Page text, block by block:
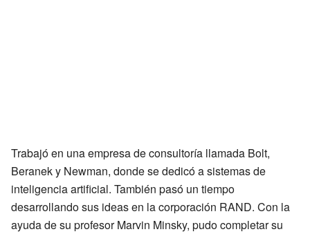
Trabajó en una empresa de consultoría llamada Bolt,
Beranek y Newman, donde se dedicó a sistemas de
inteligencia artificial. También pasó un tiempo
desarrollando sus ideas en la corporación RAND. Con la
ayuda de su profesor Marvin Minsky, pudo completar su